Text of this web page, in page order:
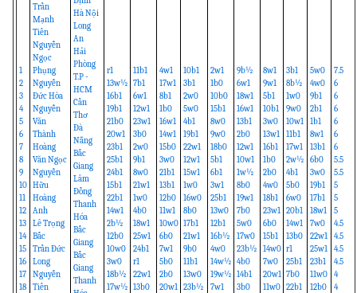
1
2
3
4
5
6
7
8
9
10
11
12
13
14
15
16
17
18
Trần
Mạnh
Tiến
Nguyễn
Ngọc
Phụng
Nguyễn
Đức Hòa
Nguyễn
Văn
Thành
Hoàng
Văn Ngọc
Nguyễn
Hữu
Hoàng
Anh
Lê Trọng
Bắc
Trần Đức
Long
Nguyễn
Tiến
Hà Nội
Long
An
Hải
Phòng
T.P -
HCM
Cần
Thơ
Đà
Nẵng
Bắc
Giang
Lâm
Đồng
Thanh
Hóa
Bắc
Giang
Bắc
Giang
Thanh
r1
13w½
16b1
19b1
21b0
20w1
23b1
25b1
24b1
15b1
22b1
14w1
2b½
12b0
10w0
3w0
18b½
17w½
11b1
7b1
6w1
12w1
23w1
3b0
2w0
9b1
8w0
21w1
1w0
4b0
18w1
25w1
24b1
r1
22w1
13b0
4w1
17w1
8b1
1b0
16w1
14w1
15b0
3w0
21b1
13b1
12b0
11w1
10w0
6b0
7w1
5b0
2b0
20w1
10b1
3b1
2w0
5w0
4b1
19b1
22w1
12w1
15w1
1w0
16w0
8b0
17b1
21w1
9b0
11b1
13w0
23b½
2w1
1b0
10b0
15b1
8w0
9w0
18b0
5b1
6b1
3w1
25b1
13w0
12b1
16b½
4w0
14w½
19w½
7w1
9b½
6w1
18w1
16w1
13b1
2b0
12w1
10w1
1w½
8b0
19w1
7b0
5w0
17w0
23b½
4b0
14b1
3b0
8w1
9w1
5b1
10b1
3w0
13w1
16b1
1b0
2b0
4w0
18b1
23w1
6b0
15b1
14w0
7w0
20w1
11w0
3b1
8b½
1w0
9w0
10w1
11b1
17w1
2w½
4b1
5b0
6w0
20b1
14w1
13b0
r1
25b1
7b0
22b1
5w0
4w0
9b1
2b1
1b1
8w1
13b1
6b0
3w0
19b1
17b1
18w1
7w0
22w1
25w1
23b1
11w0
12b0
7.5
6
6
6
6
6
6
5.5
5.5
5
5
5
4.5
4.5
4.5
4.5
4
4